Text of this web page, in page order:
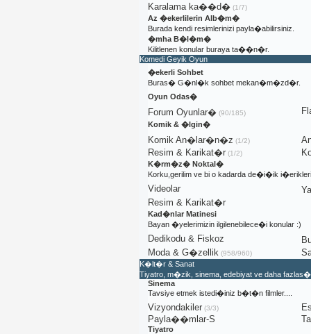
Karalama ka��d�(1/7)
Az �ekerlilerin Alb�m�
Burada kendi resimlerinizi payla�abilirsiniz.
�mha B�l�m�
Kilitlenen konular buraya ta��n�r.
Komedi Geyik Oyun
�ekerli Sohbet
Buras� G�nl�k sohbet mekan�m�zd�r.
Oyun Odas�
Forum Oyunlar�(90/185)
Komik & �lgin�
Komik An�lar�n�z (1/2)
Resim & Karikat�r(1/2)
K�rm�z� Noktal�
Korku,gerilim ve bi o kadarda de�i�ik
Videolar
Resim & Karikat�r
Kad�nlar Matinesi
Bayan �yelerimizin ilgilenebilece�i konular :)
Dedikodu & Fiskoz
Moda & G�zellik (958/960)
K�lt�r & Sanat
Tiyatro, m�zik, sinema, edebiyat ve daha fazlas�
Sinema
Tavsiye etmek istedi�iniz b�t�n filmler....
Vizyondakiler(3/3)
Payla��mlar-S
Tiyatro